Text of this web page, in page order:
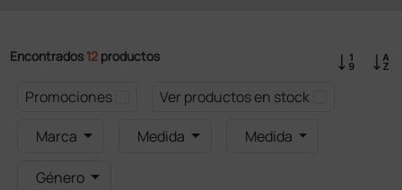
Encontrados 12 productos
Promociones
Ver productos en stock
Marca
Medida Medida
Género